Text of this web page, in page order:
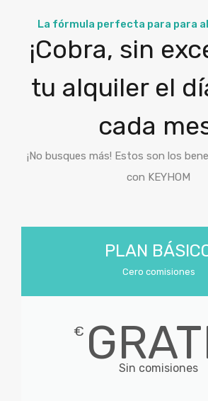
La fórmula perfecta para para
¡Cobra, sin
tu alquiler el
cada
¡No busques más! Estos son los
con KEYHOM
PLAN
Cero comisiones
€
Sin comisiones